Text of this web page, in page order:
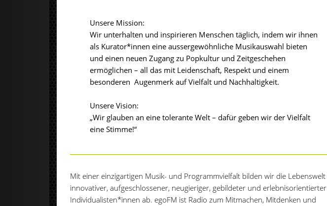
Unsere Mission:
Wir unterhalten und inspirieren Menschen täglich, indem wir ihnen
als Kurator*innen eine aussergewöhnliche Musikauswahl bieten
und einen neuen Zugang zu Popkultur und Zeitgeschehen
ermöglichen – all das mit Leidenschaft, Respekt und einem
besonderen Augenmerk auf Vielfalt und Nachhaltigkeit.
Unsere Vision:
„Wir glauben an eine tolerante Welt – dafür geben wir der Vielfalt
eine Stimme!“
Mit einer einzigartigen Musik- und Programmvielfalt bilden wir die Lebenswelt
innovativer, aufgeschlossener, neugieriger, gebildeter und erlebnisorientierter
Individualisten*innen ab. egoFM ist Radio zum Mitmachen, Mitdenken und